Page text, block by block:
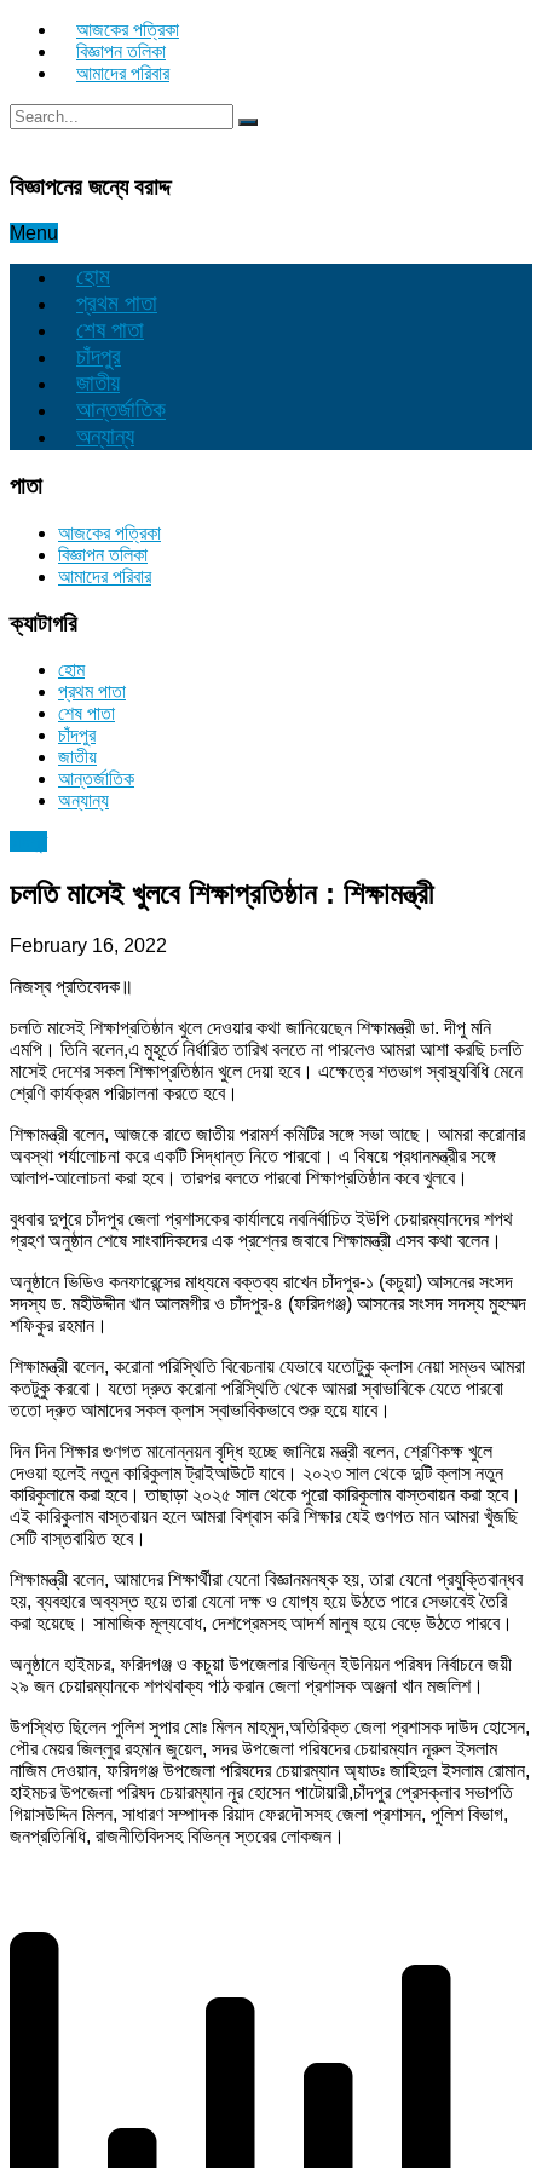
আজকের পত্রিকা
বিজ্ঞাপন তলিকা
আমাদের পরিবার
বিজ্ঞাপনের জন্যে বরাদ্দ
Menu
হোম
প্রথম পাতা
শেষ পাতা
চাঁদপুর
জাতীয়
আন্তর্জাতিক
অন্যান্য
পাতা
আজকের পত্রিকা
বিজ্ঞাপন তলিকা
আমাদের পরিবার
ক্যাটাগরি
হোম
প্রথম পাতা
শেষ পাতা
চাঁদপুর
জাতীয়
আন্তর্জাতিক
অন্যান্য
চলতি মাসেই খুলবে শিক্ষাপ্রতিষ্ঠান : শিক্ষামন্ত্রী
February 16, 2022
নিজস্ব প্রতিবেদক॥
চলতি মাসেই শিক্ষাপ্রতিষ্ঠান খুলে দেওয়ার কথা জানিয়েছেন শিক্ষামন্ত্রী ডা. দীপু মনি
এমপি। তিনি বলেন,এ মুহূর্তে নির্ধারিত তারিখ বলতে না পারলেও আমরা আশা করছি চলতি
মাসেই দেশের সকল শিক্ষাপ্রতিষ্ঠান খুলে দেয়া হবে। এক্ষেত্রে শতভাগ স্বাস্থ্যবিধি মেনে
শ্রেণি কার্যক্রম পরিচালনা করতে হবে।
শিক্ষামন্ত্রী বলেন, আজকে রাতে জাতীয় পরামর্শ কমিটির সঙ্গে সভা আছে। আমরা করোনার
অবস্থা পর্যালোচনা করে একটি সিদ্ধান্ত নিতে পারবো। এ বিষয়ে প্রধানমন্ত্রীর সঙ্গে
আলাপ-আলোচনা করা হবে। তারপর বলতে পারবো শিক্ষাপ্রতিষ্ঠান কবে খুলবে।
বুধবার দুপুরে চাঁদপুর জেলা প্রশাসকের কার্যালয়ে নবনির্বাচিত ইউপি চেয়ারম্যানদের শপথ
গ্রহণ অনুষ্ঠান শেষে সাংবাদিকদের এক প্রশ্নের জবাবে শিক্ষামন্ত্রী এসব কথা বলেন।
অনুষ্ঠানে ভিডিও কনফারেন্সের মাধ্যমে বক্তব্য রাখেন চাঁদপুর-১ (কচুয়া) আসনের সংসদ
সদস্য ড. মহীউদ্দীন খান আলমগীর ও চাঁদপুর-৪ (ফরিদগঞ্জ) আসনের সংসদ সদস্য মুহম্মদ
শফিকুর রহমান।
শিক্ষামন্ত্রী বলেন, করোনা পরিস্থিতি বিবেচনায় যেভাবে যতোটুকু ক্লাস নেয়া সম্ভব আমরা
কতটুকু করবো। যতো দ্রুত করোনা পরিস্থিতি থেকে আমরা স্বাভাবিকে যেতে পারবো
ততো দ্রুত আমাদের সকল ক্লাস স্বাভাবিকভাবে শুরু হয়ে যাবে।
দিন দিন শিক্ষার গুণগত মানোন্নয়ন বৃদ্ধি হচ্ছে জানিয়ে মন্ত্রী বলেন, শ্রেণিকক্ষ খুলে
দেওয়া হলেই নতুন কারিকুলাম ট্রাইআউটে যাবে। ২০২৩ সাল থেকে দুটি ক্লাস নতুন
কারিকুলামে করা হবে। তাছাড়া ২০২৫ সাল থেকে পুরো কারিকুলাম বাস্তবায়ন করা হবে।
এই কারিকুলাম বাস্তবায়ন হলে আমরা বিশ্বাস করি শিক্ষার যেই গুণগত মান আমরা খুঁজছি
সেটি বাস্তবায়িত হবে।
শিক্ষামন্ত্রী বলেন, আমাদের শিক্ষার্থীরা যেনো বিজ্ঞানমনষ্ক হয়, তারা যেনো প্রযুক্তিবান্ধব
হয়, ব্যবহারে অব্যস্ত হয়ে তারা যেনো দক্ষ ও যোগ্য হয়ে উঠতে পারে সেভাবেই তৈরি
করা হয়েছে। সামাজিক মূল্যবোধ, দেশপ্রেমসহ আদর্শ মানুষ হয়ে বেড়ে উঠতে পারবে।
অনুষ্ঠানে হাইমচর, ফরিদগঞ্জ ও কচুয়া উপজেলার বিভিন্ন ইউনিয়ন পরিষদ নির্বাচনে জয়ী
২৯ জন চেয়ারম্যানকে শপথবাক্য পাঠ করান জেলা প্রশাসক অঞ্জনা খান মজলিশ।
উপস্থিত ছিলেন পুলিশ সুপার মোঃ মিলন মাহমুদ,অতিরিক্ত জেলা প্রশাসক দাউদ হোসেন,
পৌর মেয়র জিল্লুর রহমান জুয়েল, সদর উপজেলা পরিষদের চেয়ারম্যান নূরুল ইসলাম
নাজিম দেওয়ান, ফরিদগঞ্জ উপজেলা পরিষদের চেয়ারম্যান অ্যাডঃ জাহিদুল ইসলাম রোমান,
হাইমচর উপজেলা পরিষদ চেয়ারম্যান নূর হোসেন পাটোয়ারী,চাঁদপুর প্রেসক্লাব সভাপতি
গিয়াসউদ্দিন মিলন, সাধারণ সম্পাদক রিয়াদ ফেরদৌসসহ জেলা প্রশাসন, পুলিশ বিভাগ,
জনপ্রতিনিধি, রাজনীতিবিদসহ বিভিন্ন স্তরের লোকজন।